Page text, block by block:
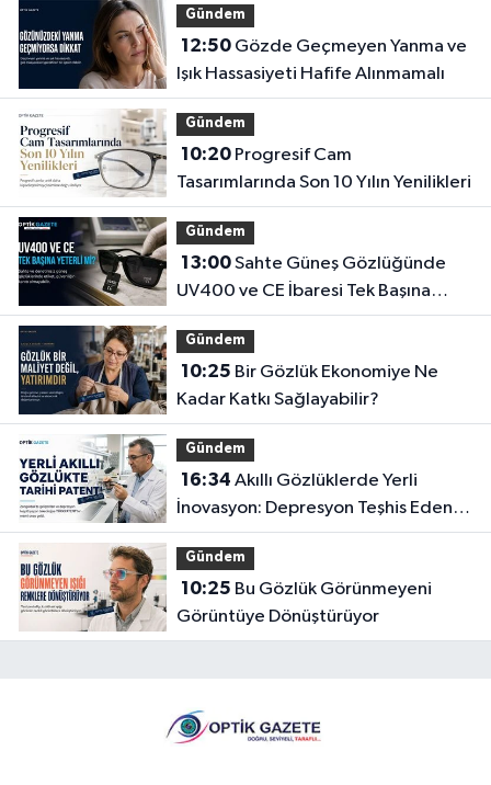
Gündem
12:50Gözde Geçmeyen Yanma ve
Işık Hassasiyeti Hafife Alınmamalı
Gündem
10:20Progresif Cam
Tasarımlarında Son 10 Yılın Yenilikleri
Gündem
13:00Sahte Güneş Gözlüğünde
UV400 ve CE İbaresi Tek Başına
Yeterli mi?
Gündem
10:25
Kadar Katkı Sağlayabilir?
Gündem
16:34
İnovasyon: Depresyon Teşhis Eden
Gözlüğe Türkpatent Onayı
Gündem
10:25
Görüntüye Dönüştürüyor